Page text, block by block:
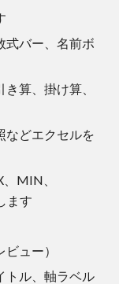
式バー、名前ボ
算、掛け算、
などエクセルを
MIN、
ます
ュー）
トル、軸ラベル